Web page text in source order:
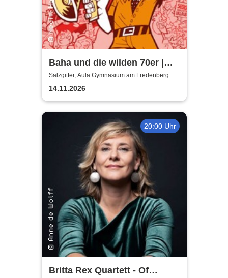
Baha und die wilden 70er |
Aula Gymnasium am
Fredenberg
Salzgitter, Aula Gymnasium am Fredenberg
14.11.2026
20:00 Uhr
Britta Rex Quartett - Of